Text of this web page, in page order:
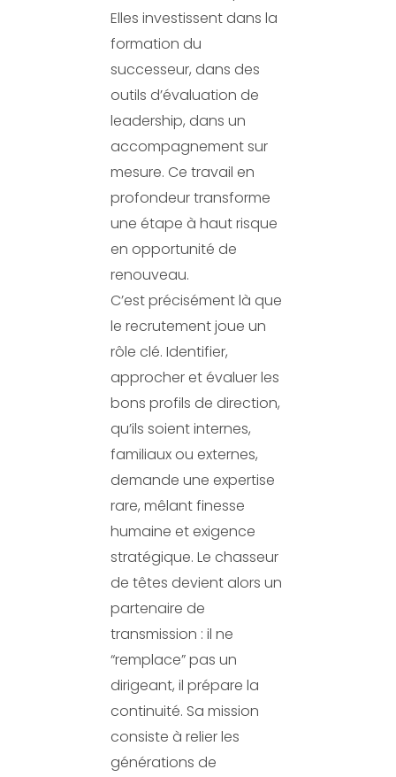
Elles investissent dans la
formation du
successeur, dans des
outils d’évaluation de
leadership, dans un
accompagnement sur
mesure. Ce travail en
profondeur transforme
une étape à haut risque
en opportunité de
renouveau.
C’est précisément là que
le recrutement joue un
rôle clé. Identifier,
approcher et évaluer les
bons profils de direction,
qu’ils soient internes,
familiaux ou externes,
demande une expertise
rare, mêlant finesse
humaine et exigence
stratégique. Le chasseur
de têtes devient alors un
partenaire de
transmission : il ne
“remplace” pas un
dirigeant, il prépare la
continuité. Sa mission
consiste à relier les
générations de